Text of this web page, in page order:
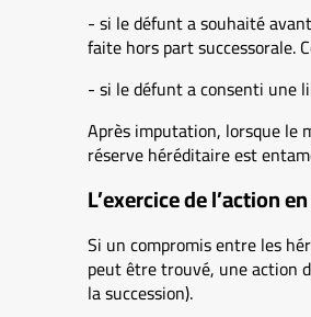
- si le défunt a souhaité
faite hors part successorale.
- si le défunt a consenti une
Après imputation, lorsque le
réserve héréditaire est
L’exercice de l’action
Si un compromis entre les
peut être trouvé, une action
la succession).